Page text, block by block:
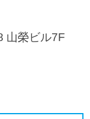
山榮ビル7F